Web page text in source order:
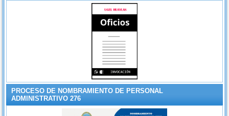
PROCESO DE NOMBRAMIENTO DE PERSONAL
ADMINISTRATIVO 276